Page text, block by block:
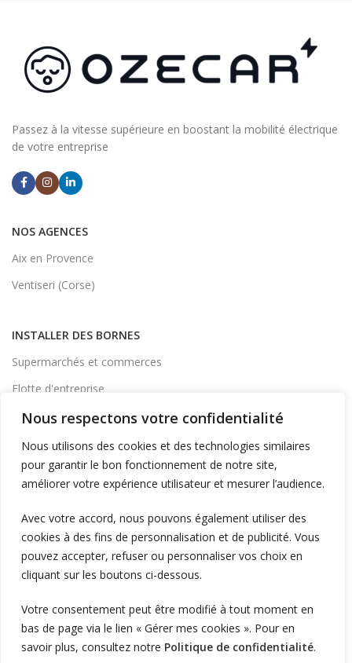
Nous respectons votre confidentialité
Nous utilisons des cookies et des technologies similaires
pour garantir le bon fonctionnement de notre site,
améliorer votre expérience utilisateur et mesurer l’audience.
Avec votre accord, nous pouvons également utiliser des
cookies à des fins de personnalisation et de publicité. Vous
pouvez accepter, refuser ou personnaliser vos choix en
cliquant sur les boutons ci-dessous.
Votre consentement peut être modifié à tout moment en
bas de page via le lien « Gérer mes cookies ». Pour en
savoir plus, consultez notre Politique de confidentialité.
Passez à la vitesse supérieure en boostant la mobilité électrique
de votre entreprise
NOS AGENCES
Aix en Provence
Ventiseri (Corse)
INSTALLER DES BORNES
Supermarchés et commerces
Flotte d'entreprise
Logistique et transport
Foncier et résidentiel
RECHARGER
Supervision et monétique
En itinérance
A Domicile
LIENS UTILES